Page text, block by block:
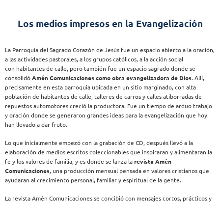
Los medios impresos en la Evangelización
La Parroquia del Sagrado Corazón de Jesús fue un espacio abierto a la oración,
a las actividades pastorales, a los grupos católicos, a la acción social
con habitantes de calle, pero también fue un espacio sagrado donde se
consolidóAmén Comunicaciones como obra evangelizadora de Dios. Allí,
precisamente en esta parroquia ubicada en un sitio marginado, con alta
población de habitantes de calle, talleres de carros y calles atiborradas de
repuestos automotores creció la productora. Fue un tiempo de arduo trabajo
y oración donde se generaron grandes ideas para la evangelización que hoy
han llevado a dar fruto.
Lo que inicialmente empezó con la grabación de CD, después llevó a la
elaboración de medios escritos coleccionables que inspiraran y alimentaran la
fe y los valores de familia, y es donde se lanza larevista Amén
Comunicaciones, una producción mensual pensada en valores cristianos que
ayudaran al crecimiento personal, familiar y espiritual de la gente.
La revista Amén Comunicaciones se concibió con mensajes cortos, prácticos y